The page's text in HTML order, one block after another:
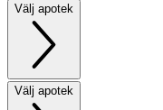
Välj apotek
Välj apotek